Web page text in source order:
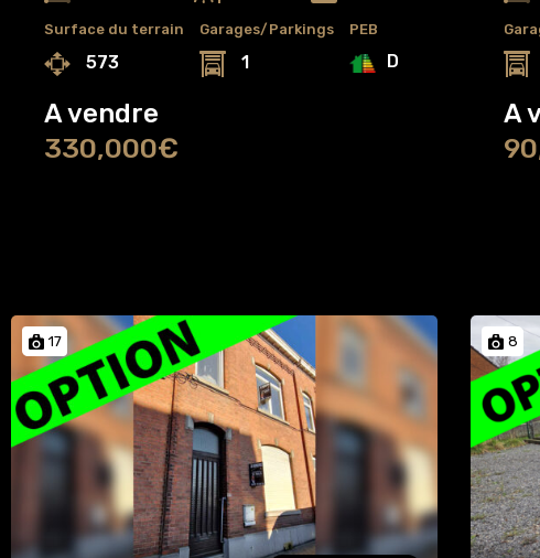
Surface du terrain
573
Garages/Parkings
1
PEB
D
A vendre
330,000€
A
17 8